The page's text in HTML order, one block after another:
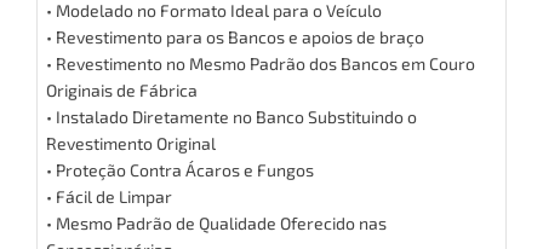
• Modelado no Formato Ideal para o Veículo
• Revestimento para os Bancos e apoios de braço
• Revestimento no Mesmo Padrão dos Bancos em Couro
Originais de Fábrica
• Instalado Diretamente no Banco Substituindo o
Revestimento Original
• Proteção Contra Ácaros e Fungos
• Fácil de Limpar
• Mesmo Padrão de Qualidade Oferecido nas